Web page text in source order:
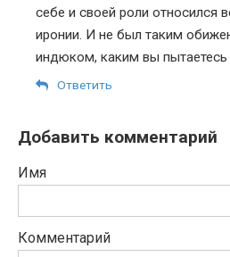
себе и своей роли относился
иронии. И не был таким
индюком, каким вы пытаетесь
Ответить
Добавить комментарий
Имя
Комментарий